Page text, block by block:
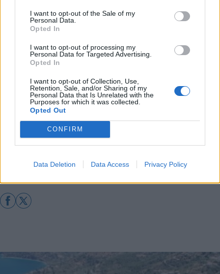
I want to opt-out of the Sale of my
Personal Data.
Opted In
I want to opt-out of processing my
Personal Data for Targeted Advertising.
Opted In
I want to opt-out of Collection, Use,
Retention, Sale, and/or Sharing of my
Personal Data that Is Unrelated with the
Purposes for which it was collected.
Opted Out
CONFIRM
Data Deletion Data Access Privacy Policy
Έρχεται νέα δημοσιοποίηση οφειλετών: Ποιοι
κινδυνεύουν να βρεθούν στη λίστα της ΑΑΔΕ
και του ΕΦΚΑ
Ο "χάρτης" των πληρωμών από e-ΕΦΚΑ και
Ρύθμιση 72 δόσεων για χρέη στον ΕΦΚΑ: Όσα
χρειάζεται να γνωρίζεις πριν την αίτηση
Διάβασε περισσότερα
Ελλάδα Επιχειρήσεις Κοινωνία Οικονομία